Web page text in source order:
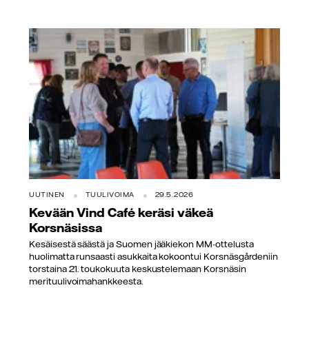
UUTINEN TUULIVOIMA 29.5.2026
Kevään Vind Café keräsi väkeä
Korsnäsissa
Kesäisestä säästä ja Suomen jääkiekon MM-ottelusta
huolimatta runsaasti asukkaita kokoontui Korsnäsgårdeniin
torstaina 21. toukokuuta keskustelemaan Korsnäsin
merituulivoimahankkeesta.